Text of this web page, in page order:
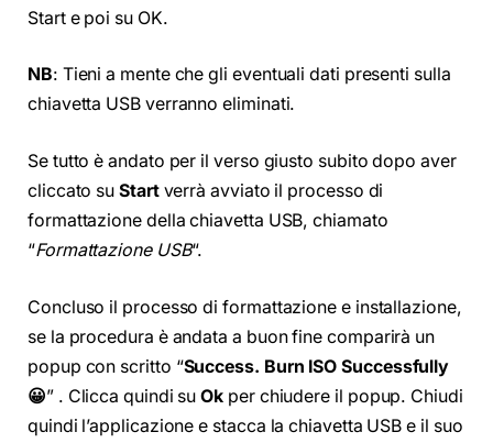
Start e poi su OK.
NB: Tieni a mente che gli eventuali dati presenti sulla
chiavetta USB verranno eliminati.
Se tutto è andato per il verso giusto subito dopo aver
cliccato suStart verrà avviato il processo di
formattazione della chiavetta USB, chiamato
“Formattazione USB“.
Concluso il processo di formattazione e installazione,
se la procedura è andata a buon fine comparirà un
popup con scritto “Success. Burn ISO Successfully
😀” . Clicca quindi suOk per chiudere il popup. Chiudi
quindi l’applicazione e stacca la chiavetta USB e il suo